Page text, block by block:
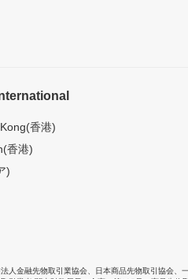
香港)
香港)
)
人金融先物取引業協会 日本商品先物取引協会